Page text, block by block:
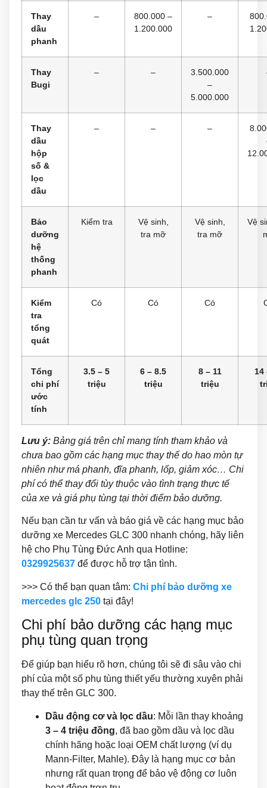
Thay
dầu
phanh
–
800.000 –
1.200.000
–
Thay
Bugi
– –
3.500.000
–
5.000.000
Thay
dầu
hộp
số &
lọc
dầu
– – –
Bảo
dưỡng
hệ
thống
phanh
Kiểm tra
Vệ sinh,
tra mỡ
Vệ sinh,
tra mỡ
Vệ
Kiểm
tra
tổng
quát
Có Có Có
Tổng
chi phí
ước
tính
3.5 – 5
triệu
6 – 8.5
triệu
8 – 11
triệu
14
Lưu ý: Bảng giá trên chỉ mang tính tham khảo và
chưa bao gồm các hạng mục thay thế do hao mòn tự
nhiên như má phanh, đĩa phanh, lốp, giảm xóc… Chi
phí có thể thay đổi tùy thuộc vào tình trạng thực tế
của xe và giá phụ tùng tại thời điểm bảo dưỡng.
Nếu bạn cần tư vấn và báo giá về các hạng mục bảo
dưỡng xe Mercedes GLC 300 nhanh chóng, hãy liên
hệ cho Phụ Tùng Đức Anh qua Hotline:
0329925637 để được hỗ trợ tận tình.
>>> Có thể bạn quan tâm: Chi phí bảo dưỡng xe
mercedes glc 250 tại đây!
Chi phí bảo dưỡng các hạng mục
phụ tùng quan trọng
Để giúp bạn hiểu rõ hơn, chúng tôi sẽ đi sâu vào chi
phí của một số phụ tùng thiết yếu thường xuyên phải
thay thế trên GLC 300.
Dầu động cơ và lọc dầu: Mỗi lần thay khoảng
3 – 4 triệu đồng, đã bao gồm dầu và lọc dầu
chính hãng hoặc loại OEM chất lượng (ví dụ
Mann-Filter, Mahle). Đây là hạng mục cơ bản
nhưng rất quan trọng để bảo vệ động cơ luôn